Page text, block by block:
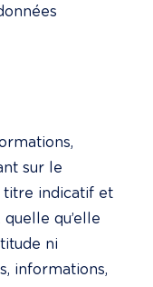
sur le
titre indicatif et
qu’elle
ni
informations,